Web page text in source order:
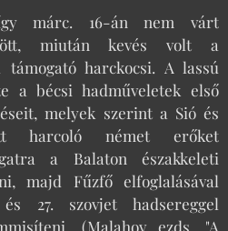
márc. 16-án nem várt
miután kevés volt a
támogató harckocsi. A lassú
a bécsi hadműveletek első
melyek szerint a Sió és
harcoló német erőket
a Balaton északkeleti
majd Fűzfő elfoglalásával
27. szovjet hadsereggel
(Malahov ezds. "A